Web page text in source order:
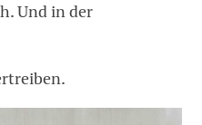
Und in der